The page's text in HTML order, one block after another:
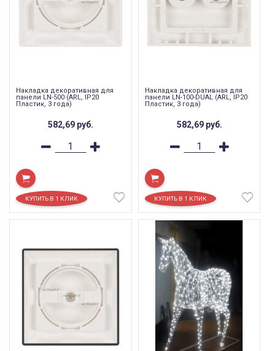
Накладка декоративная для
панели LN-500 (ARL, IP20
Пластик, 3 года)
582,69 руб.
Накладка декоративная для
панели LN-100-DUAL (ARL, IP20
Пластик, 3 года)
582,69 руб.